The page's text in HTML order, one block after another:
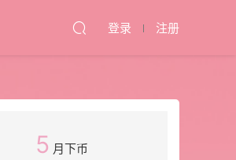
登录 注册
5 月下币